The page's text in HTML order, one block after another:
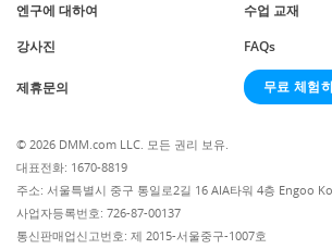
엔구에 대하여
수업 교재
강사진
FAQs
제휴문의 무료 체험
© 2026 DMM.com LLC. 모든 권리 보유.
대표전화: 1670-8819
주소: 서울특별시 중구 통일로2길 16 AIA타워 4층 Engoo
사업자등록번호: 726-87-00137
통신판매업신고번호: 제 2015-서울중구-1007호